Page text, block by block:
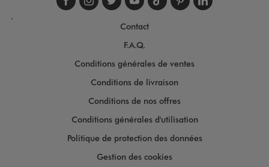
Suivez-nous sur
Suivez-nous sur
Suivez-nous sur
Suivez-nous
Suivez-nous
Suivez-
.
Contact
F.A.Q.
Conditions générales de ventes
Conditions de livraison
Conditions de nos offres
Conditions générales d'utilisation
Politique de protection des données
Gestion des cookies